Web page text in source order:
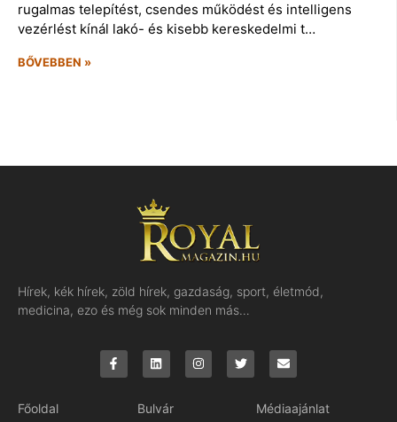
rugalmas telepítést, csendes működést és intelligens
vezérlést kínál lakó- és kisebb kereskedelmi t…
BŐVEBBEN »
Hírek, kék hírek, zöld hírek, gazdaság, sport, életmód,
medicina, ezo és még sok minden más…
Főoldal
Bulvár
Médiaajánlat